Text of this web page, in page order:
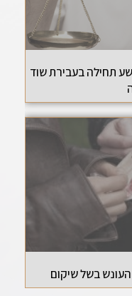
תחילה בעבירת שוד
בשל שיקום